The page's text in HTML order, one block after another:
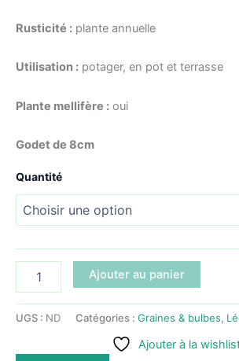
Rusticité : plante annuelle
Utilisation : potager, en pot et terrasse
Plante mellifère : oui
Godet de 8cm
Quantité
Roma
Ajouter au panier
UGS : ND Catégories : Graines & bulbes,
Ajouter à la